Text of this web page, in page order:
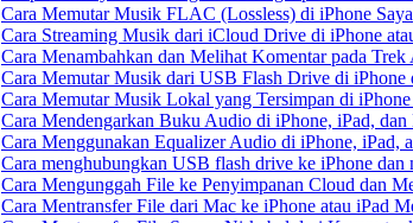
Cara Memutar Musik FLAC (Lossless) di iPhone Saya
Cara Streaming Musik dari iCloud Drive di iPhone
Cara Menambahkan dan Melihat Komentar pada
Cara Memutar Musik dari USB Flash Drive di
Cara Memutar Musik Lokal yang Tersimpan di
Cara Mendengarkan Buku Audio di iPhone, iPad,
Cara Menggunakan Equalizer Audio di iPhone, iPad,
Cara menghubungkan USB flash drive ke iPhone
Cara Mengunggah File ke Penyimpanan Cloud dan
Cara Mentransfer File dari Mac ke iPhone atau iPad